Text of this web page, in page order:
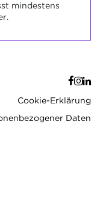
mindestens
Cookie-Erklärung
Daten